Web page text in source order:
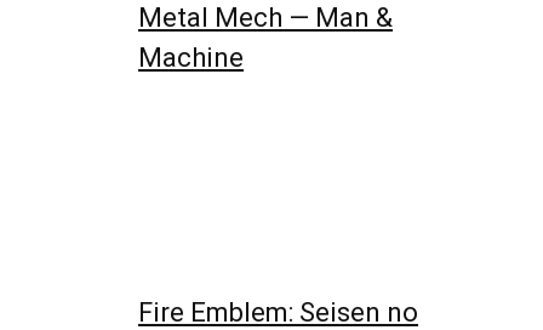
Metal Mech — Man &
Machine
Fire Emblem: Seisen no